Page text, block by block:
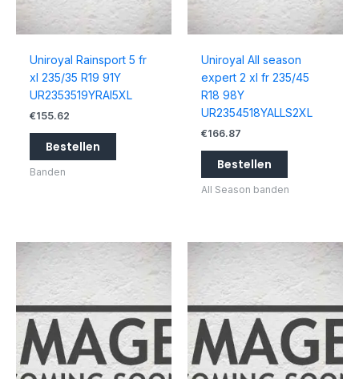
Uniroyal Rainsport 5 fr
xl 235/35 R19 91Y
UR2353519YRAI5XL
€155.62
Bestellen
Banden
Uniroyal All season
expert 2 xl fr 235/45
R18 98Y
UR2354518YALLS2XL
€166.87
Bestellen
All Season banden